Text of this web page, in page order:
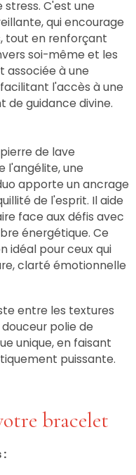
C'est une
qui encourage
tout en renforçant
soi-même et les
associée à une
l'accès à une
de guidance divine.
de lave
l'angélite, une
apporte un ancrage
de l'esprit. Il aide
face aux défis avec
énergétique. Ce
idéal pour ceux qui
clarté émotionnelle
entre les textures
polie de
unique, en faisant
puissante.
bracelet
: